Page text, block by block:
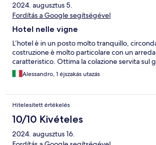
2024. augusztus 5.
Fordítás a Google segítségével
Hotel nelle vigne
L’hotel è in un posto molto tranquillo,
costruzione è molto particolare con un
caratteristico. Ottima la colazione servita sul
Alessandro, 1 éjszakás utazás
Hitelesített értékelés
10/10 Kivételes
2024. augusztus 16.